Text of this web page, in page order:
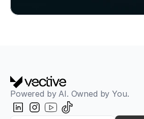
Basierend auf dem offiziellen
Claude Code für
Powered by AI. Owned by You.